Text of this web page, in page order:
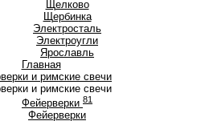
Щелково
Щербинка
Электросталь
Электроугли
Ярославль
Главная
и римские свечи
и римские свечи
Фейерверки 81
Фейерверки